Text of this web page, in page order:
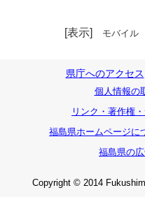
[表示] モバイル
県庁へのアクセス
個人情報の
リンク・著作権
福島県ホームページに
福島県の
Copyright © 2014